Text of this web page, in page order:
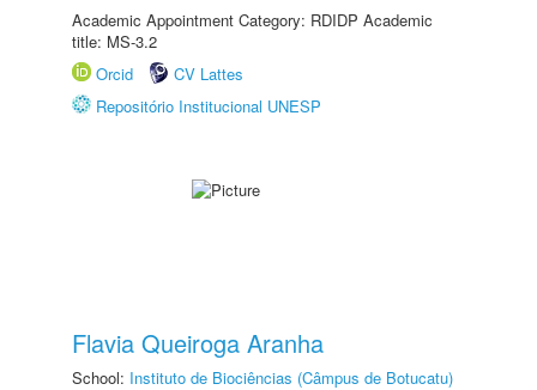
Academic Appointment Category: RDIDP Academic
title: MS-3.2
Orcid
CV Lattes
Repositório Institucional UNESP
Flavia Queiroga Aranha
School: Instituto de Biociências (Câmpus de Botucatu)